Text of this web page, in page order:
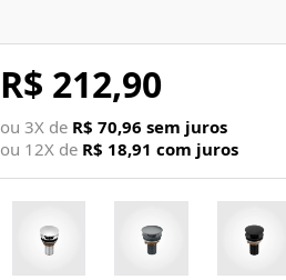
R$ 212,90
ou 3X de R$ 70,96 sem juros
ou 12X de R$ 18,91 com juros